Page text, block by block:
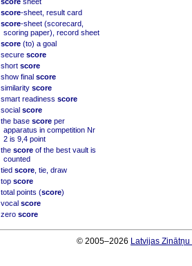
score-sheet, result card
score-sheet (scorecard,
scoring paper), record sheet
score (to) a goal
secure score
short score
show final score
similarity score
smart readiness score
social score
the base score per
apparatus in competition Nr
2 is 9,4 point
the score of the best vault is
counted
tied score , tie, draw
top score
total points (score)
vocal score
zero score
© 2005–2026 Latvijas